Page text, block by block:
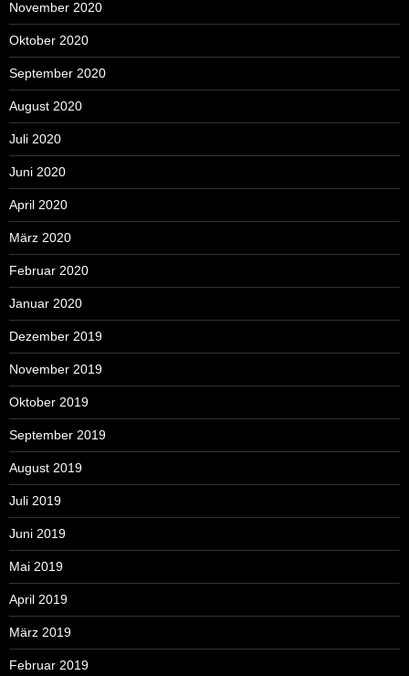
November 2020
Oktober 2020
September 2020
August 2020
Juli 2020
Juni 2020
April 2020
März 2020
Februar 2020
Januar 2020
Dezember 2019
November 2019
Oktober 2019
September 2019
August 2019
Juli 2019
Juni 2019
Mai 2019
April 2019
März 2019
Februar 2019